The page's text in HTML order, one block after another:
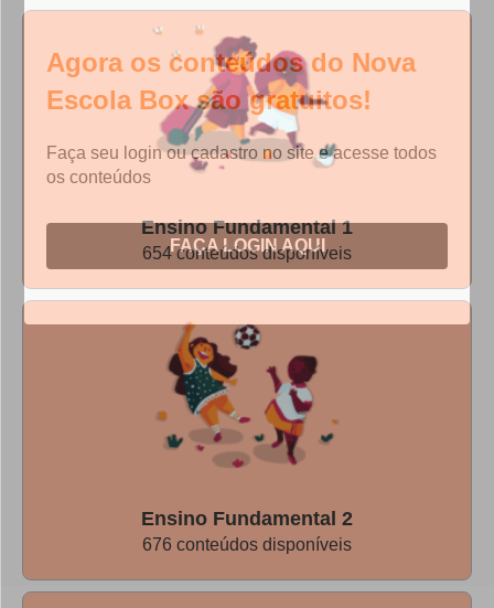
Ensino Fundamental 1
654 conteúdos disponíveis
Ensino Fundamental 2
676 conteúdos disponíveis
Agora os conteúdos do Nova
Escola Box são gratuitos!
Faça seu login ou cadastro no site e acesse todos